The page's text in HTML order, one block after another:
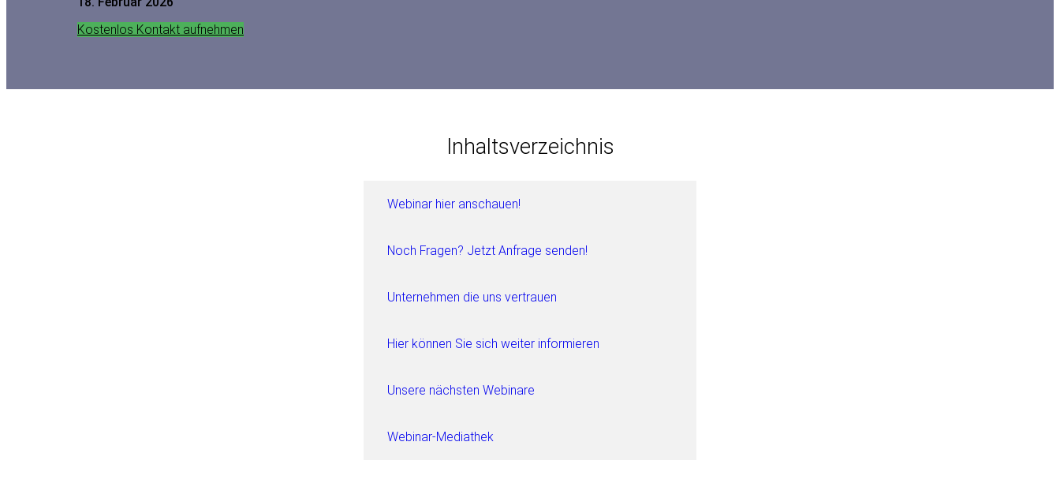
Kostenlos Kontakt aufnehmen
Inhaltsverzeichnis
Webinar hier anschauen!
Noch Fragen? Jetzt Anfrage senden!
Unternehmen die uns vertrauen
Hier können Sie sich weiter informieren
Unsere nächsten Webinare
Webinar-Mediathek